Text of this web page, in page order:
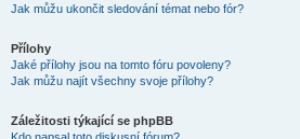
Jak můžu ukončit sledování témat nebo fór?
Přílohy
Jaké přílohy jsou na tomto fóru povoleny?
Jak můžu najít všechny svoje přílohy?
Záležitosti týkající se phpBB
Kdo napsal toto diskusní fórum?